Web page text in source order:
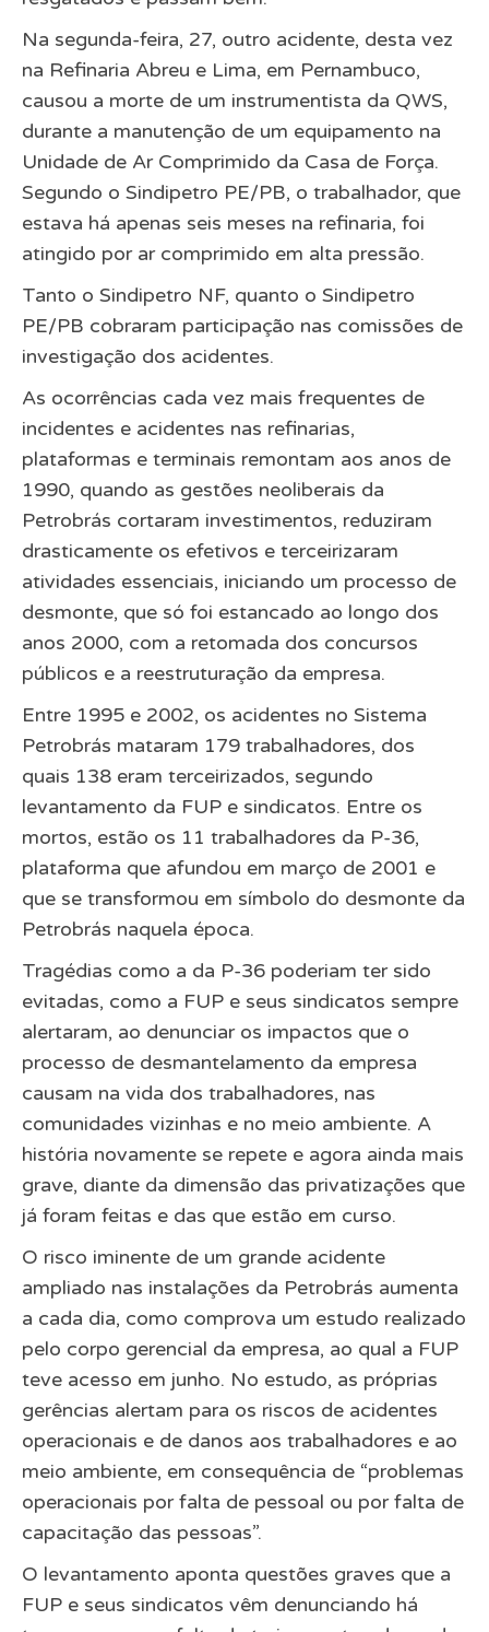
Na segunda-feira, 27, outro acidente, desta vez
na Refinaria Abreu e Lima, em Pernambuco,
causou a morte de um instrumentista da QWS,
durante a manutenção de um equipamento na
Unidade de Ar Comprimido da Casa de Força.
Segundo o Sindipetro PE/PB, o trabalhador, que
estava há apenas seis meses na refinaria, foi
atingido por ar comprimido em alta pressão.
Tanto o Sindipetro NF, quanto o Sindipetro
PE/PB cobraram participação nas comissões de
investigação dos acidentes.
As ocorrências cada vez mais frequentes de
incidentes e acidentes nas refinarias,
plataformas e terminais remontam aos anos de
1990, quando as gestões neoliberais da
Petrobrás cortaram investimentos, reduziram
drasticamente os efetivos e terceirizaram
atividades essenciais, iniciando um processo de
desmonte, que só foi estancado ao longo dos
anos 2000, com a retomada dos concursos
públicos e a reestruturação da empresa.
Entre 1995 e 2002, os acidentes no Sistema
Petrobrás mataram 179 trabalhadores, dos
quais 138 eram terceirizados, segundo
levantamento da FUP e sindicatos. Entre os
mortos, estão os 11 trabalhadores da P-36,
plataforma que afundou em março de 2001 e
que se transformou em símbolo do desmonte da
Petrobrás naquela época.
Tragédias como a da P-36 poderiam ter sido
evitadas, como a FUP e seus sindicatos sempre
alertaram, ao denunciar os impactos que o
processo de desmantelamento da empresa
causam na vida dos trabalhadores, nas
comunidades vizinhas e no meio ambiente. A
história novamente se repete e agora ainda mais
grave, diante da dimensão das privatizações que
já foram feitas e das que estão em curso.
O risco iminente de um grande acidente
ampliado nas instalações da Petrobrás aumenta
a cada dia, como comprova um estudo realizado
pelo corpo gerencial da empresa, ao qual a FUP
teve acesso em junho. No estudo, as próprias
gerências alertam para os riscos de acidentes
operacionais e de danos aos trabalhadores e ao
meio ambiente, em consequência de “problemas
operacionais por falta de pessoal ou por falta de
capacitação das pessoas”.
O levantamento aponta questões graves que a
FUP e seus sindicatos vêm denunciando há